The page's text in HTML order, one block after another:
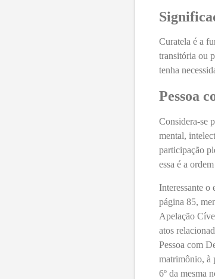
Curatela é a
transitória ou
tenha
Pessoa
Considera-se
mental,
participação
essa é a
Interessante
página 85,
Apelação
atos
Pessoa com
matrimônio, à
6º da mesma